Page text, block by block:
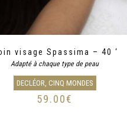
visage Spassima – 40 ‘
Adapté à chaque type de peau
DECLÉOR, CINQ MONDES
59.00€